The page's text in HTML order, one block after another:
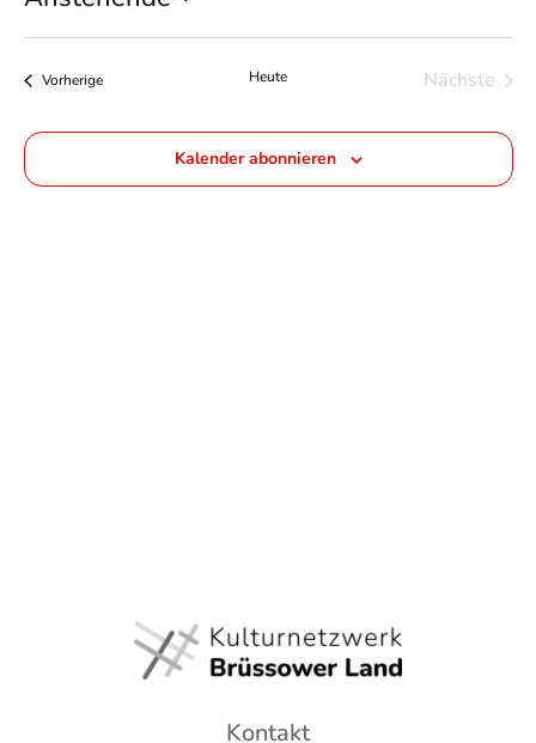
Datum
VorherigeVeranstaltungen Heute
Nächste
Kalender abonnieren
Kontakt